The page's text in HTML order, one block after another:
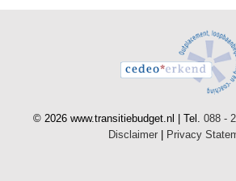
© 2026 www.transitiebudget.nl | Tel. 088 -
Disclaimer
Privacy